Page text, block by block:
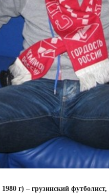
1980 г) – грузинский